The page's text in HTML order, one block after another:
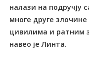
налази на подручју
многе друге
цивилима и ратним
навео је Линта.